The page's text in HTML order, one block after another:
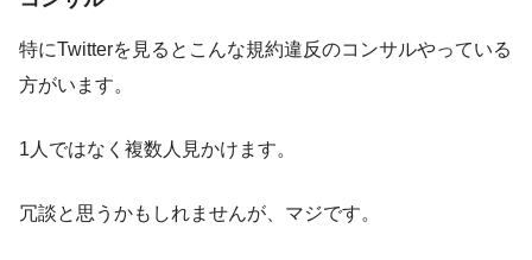
特にTwitterを見るとこんな規約違反のコンサルやっている
方がいます。
1人ではなく複数人見かけます。
冗談と思うかもしれませんが、マジです。